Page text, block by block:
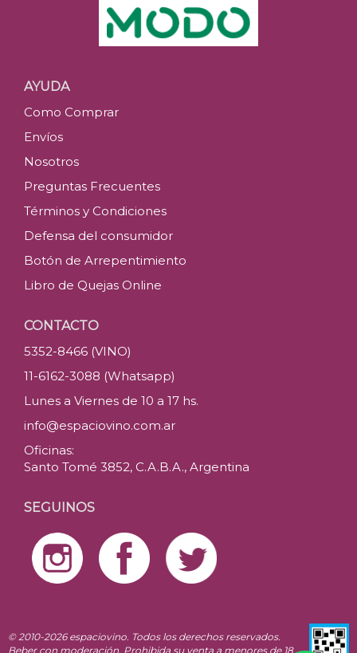
AYUDA
Como Comprar
Envíos
Nosotros
Preguntas Frecuentes
Términos y Condiciones
Defensa del consumidor
Botón de Arrepentimiento
Libro de Quejas Online
CONTACTO
5352-8466 (VINO)
11-6162-3088 (Whatsapp)
Lunes a Viernes de 10 a 17 hs.
info@espaciovino.com.ar
Oficinas:
Santo Tomé 3852, C.A.B.A., Argentina
SEGUINOS
© 2010-2026 espaciovino. Todos los derechos reservados.
Beber con moderación. Prohibida su venta a menores de 18